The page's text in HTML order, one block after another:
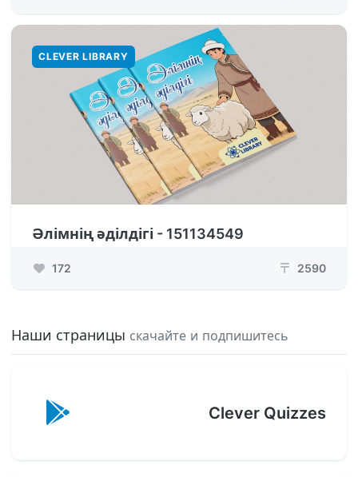
CLEVER LIBRARY
Әлімнің әділдігі - 151134549
172 ₸ 2590
Наши страницы скачайте и подпишитесь
Clever Quizzes